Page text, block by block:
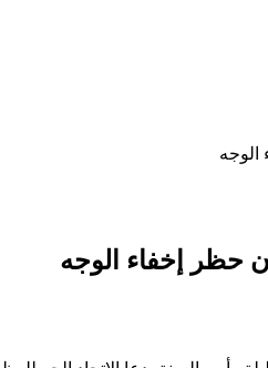
الوجه
حظر إخفاء الوجه